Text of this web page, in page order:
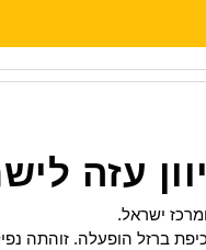
עזה
ישראל.
ברזל הופעלה. זוהתה